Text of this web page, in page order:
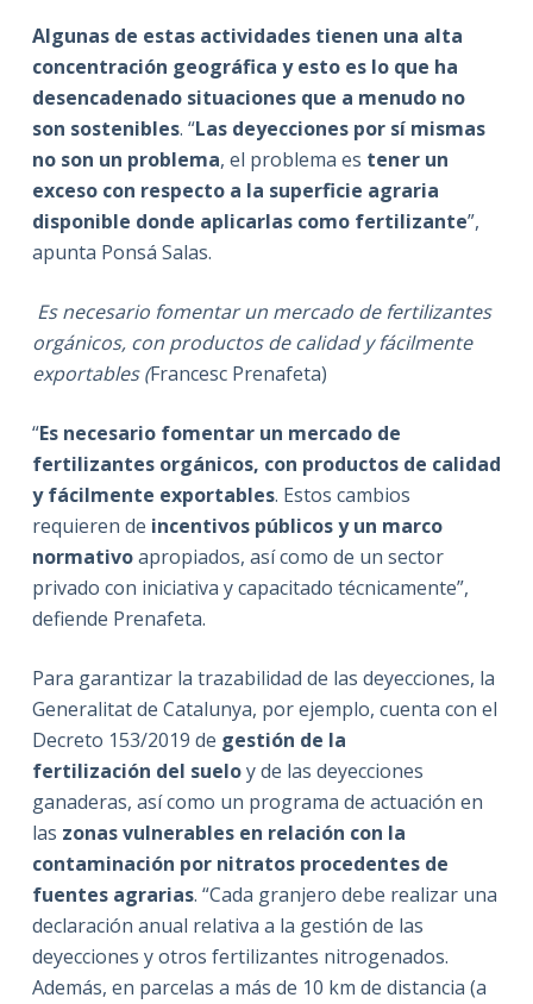
Algunas de estas actividades tienen una alta
concentración geográfica y esto es lo que ha
desencadenado situaciones que a menudo no
son sostenibles. “Las deyecciones por sí mismas
no son un problema, el problema es tener un
exceso con respecto a la superficie agraria
disponible donde aplicarlas como fertilizante”,
apunta Ponsá Salas.
Es necesario fomentar un mercado de fertilizantes
orgánicos, con productos de calidad y fácilmente
exportables (Francesc Prenafeta)
“Es necesario fomentar un mercado de
fertilizantes orgánicos, con productos de calidad
y fácilmente exportables. Estos cambios
requieren de incentivos públicos y un marco
normativoapropiados, así como de un sector
privado con iniciativa y capacitado técnicamente”,
defiende Prenafeta.
Para garantizar la trazabilidad de las deyecciones, la
Generalitat de Catalunya, por ejemplo, cuenta con el
Decreto 153/2019 de gestión de la
fertilización del sueloy de las deyecciones
ganaderas, así como un programa de actuación en
las zonas vulnerables en relación con la
contaminación por nitratos procedentes de
fuentes agrarias. “Cada granjero debe realizar una
declaración anual relativa a la gestión de las
deyecciones y otros fertilizantes nitrogenados.
Además, en parcelas a más de 10 km de distancia (a